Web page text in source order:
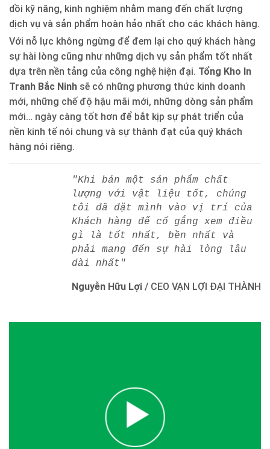
dồi kỹ năng, kinh nghiệm nhằm mang đến chất lượng
dịch vụ và sản phẩm hoàn hảo nhất cho các khách hàng.
Với nỗ lực không ngừng để đem lại cho quý khách hàng
sự hài lòng cũng như những dịch vụ sản phẩm tốt nhất
dựa trên nền tảng của công nghệ hiện đại. Tổng Kho In
Tranh Bắc Ninh sẽ có những phương thức kinh doanh
mới, những chế độ hậu mãi mới, những dòng sản phẩm
mới… ngày càng tốt hơn để bắt kịp sự phát triển của
nền kinh tế nói chung và sự thành đạt của quý khách
hàng nói riêng.
"Khi bán một sản phẩm chất
lượng với vật liệu tốt, chúng
tôi đã đặt mình vào vị trí của
Khách hàng để cố gắng xem điều
gì là tốt nhất, bền nhất và
phải mang đến sự hài lòng lâu
dài nhất"
Nguyễn Hữu Lợi / CEO VẠN LỢI ĐẠI THÀNH